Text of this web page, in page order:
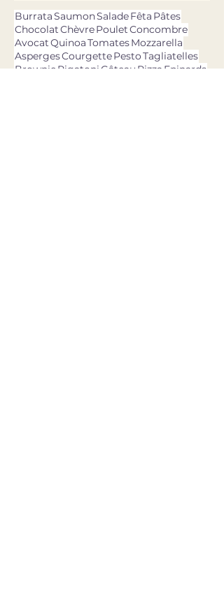
BurrataSaumonSaladeFêta Pâtes
ChocolatChèvrePouletConcombre
AvocatQuinoaTomatesMozzarella
AspergesCourgettePestoTagliatelles
Brownie Rigatoni Gâteau Pizza Epinards